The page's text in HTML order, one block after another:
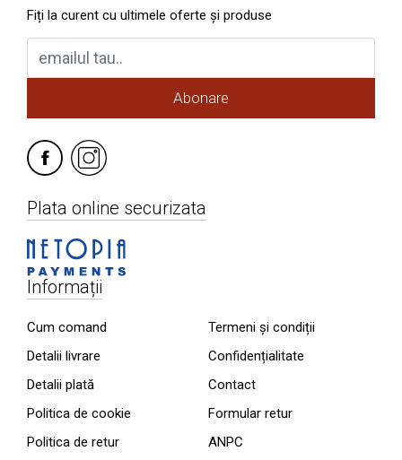
Fiți la curent cu ultimele oferte și produse
Abonare
Plata online securizata
Informații
Cum comand
Detalii livrare
Detalii plată
Politica de cookie
Politica de retur
Termeni și condiții
Confidențialitate
Contact
Formular retur
ANPC